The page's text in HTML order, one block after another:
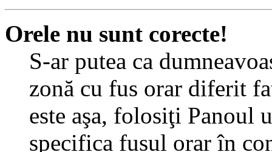
Orele nu sunt corecte!
S-ar putea ca
zonă cu fus orar diferit
este aşa, folosiţi Panoul
specifica fusul orar în